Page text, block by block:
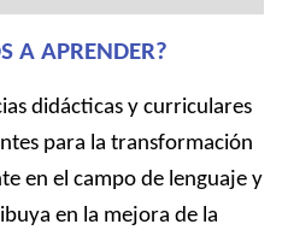
A APRENDER?
didácticas y curriculares
para la transformación
en el campo de lenguaje y
en la mejora de la